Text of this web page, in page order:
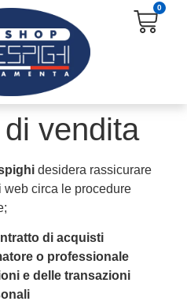
0
vendita
desidera rassicurare
circa le procedure
di acquisti
o professionale
e delle transazioni